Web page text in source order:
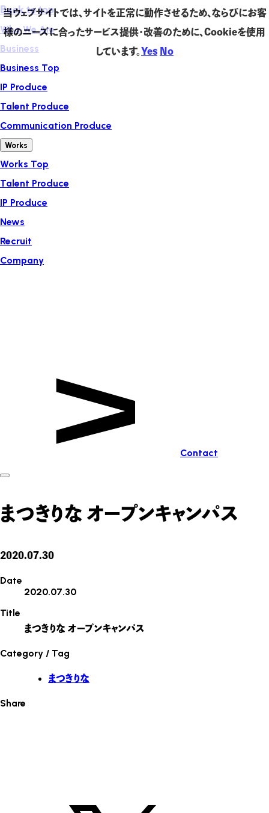
Back to top
Who We Are
Business
Business Top
IP Produce
Talent Produce
Communication Produce
Works
Works Top
Talent Produce
IP Produce
News
Recruit
Company
Contact
まつきりな オープンキャンパス
2020.07.30
Date
2020.07.30
Title
まつきりな オープンキャンパス
Category / Tag
まつきりな
Share
当ウェブサイトでは、サイトを正常に動作させるため、ならびにお客
様のニーズに合ったサービス提供・改善のために、Cookieを使用
しています。Yes No